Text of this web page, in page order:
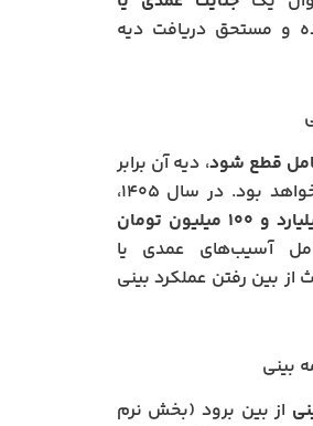
و مستحق دریافت دیه
قطع شود، دیه آن برابر
خواهد بود. در سال ۱۴۰۵،
آسیب‌های عمدی یا
بین رفتن عملکرد بینی
بینی
از بین برود (بخش نرم